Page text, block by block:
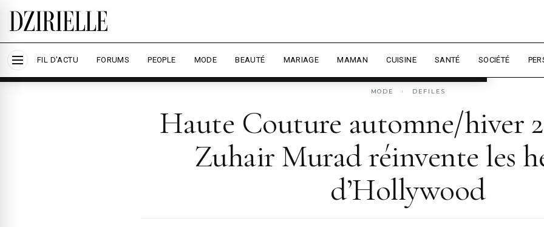
Nous utilisons des cookies pour améliorer votre expérience et mesurer l'audience.
Accepter tout Personnaliser
FIL D'ACTU FORUMS PEOPLE MODE BEAUTÉ MARIAGE MAMAN CUISINE SANTÉ SOCIÉTÉ
MODE › DEFILES
Haute Couture automne/hiver
Zuhair Murad réinvente les
d’Hollywood